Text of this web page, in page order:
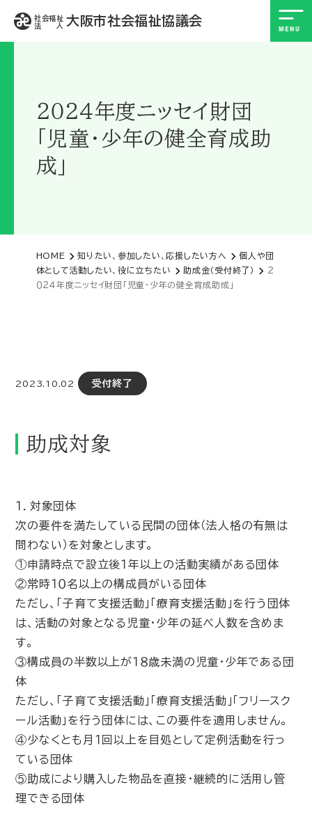
社会福祉
法 人
大阪市社会福祉協議会
２０２４年度ニッセイ財団
「児童・少年の健全育成助
成」
HOME 知りたい、参加したい、応援したい方へ
個人や団
体として活動したい、役に立ちたい
助成金（受付終了）
２
０２４年度ニッセイ財団「児童・少年の健全育成助成」
2023.10.02 受付終了
助成対象
１．対象団体
次の要件を満たしている民間の団体（法人格の有無は
問わない）を対象とします。
①申請時点で設立後１年以上の活動実績がある団体
②常時１０名以上の構成員がいる団体
ただし、「子育て支援活動」「療育支援活動」を行う団体
は、活動の対象となる児童・少年の延べ人数を含めま
す。
③構成員の半数以上が１８歳未満の児童・少年である団
体
ただし、「子育て支援活動」「療育支援活動」「フリースク
ール活動」を行う団体には、この要件を適用しません。
④少なくとも月１回以上を目処として定例活動を行っ
ている団体
⑤助成により購入した物品を直接・継続的に活用し管
理できる団体